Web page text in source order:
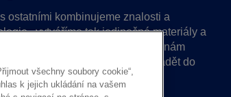
ostatními kombinujeme znalosti a
vytváříme tak jedinečné materiály a
To nám
a uvádět do
všechny soubory cookie“,
k jejich ukládání na vašem